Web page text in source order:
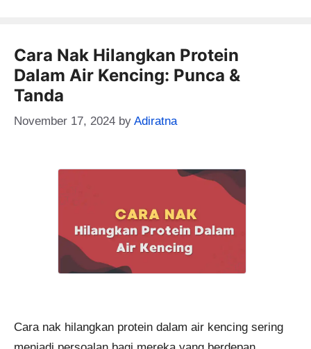
Cara Nak Hilangkan Protein
Dalam Air Kencing: Punca &
Tanda
November 17, 2024 by Adiratna
Cara nak hilangkan protein dalam air kencing sering